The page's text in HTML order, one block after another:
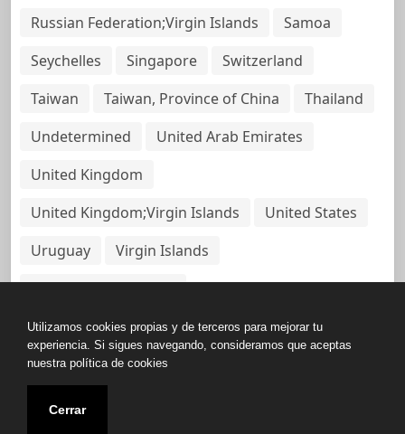
Russian Federation;Virgin Islands
Samoa
Seychelles
Singapore
Switzerland
Taiwan
Taiwan, Province of China
Thailand
Undetermined
United Arab Emirates
United Kingdom
United Kingdom;Virgin Islands
United States
Uruguay
Virgin Islands
Virgin Islands, British
Copyright © All rights reserved.
Utilizamos cookies propias y de terceros para mejorar tu
experiencia. Si sigues navegando, consideramos que aceptas
nuestra política de cookies
Cerrar